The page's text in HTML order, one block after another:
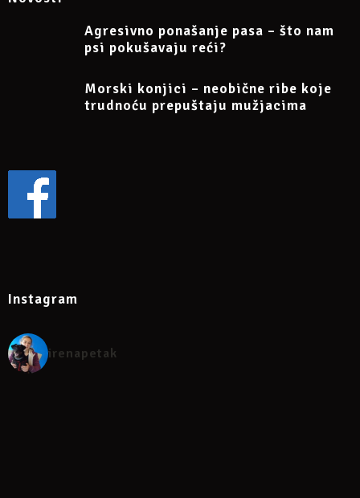
Agresivno ponašanje pasa – što nam
psi pokušavaju reći?
Morski konjici – neobične ribe koje
trudnoću prepuštaju mužjacima
Instagram
irenapetak